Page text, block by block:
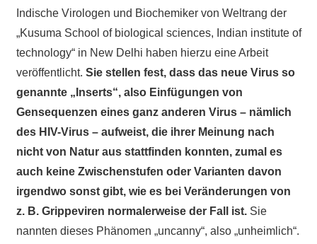
Indische Virologen und Biochemiker von Weltrang der
„Kusuma School of biological sciences, Indian institute of
technology“ in New Delhi haben hierzu eine Arbeit
veröffentlicht. Sie stellen fest, dass das neue Virus so
genannte „Inserts“, also Einfügungen von
Gensequenzen eines ganz anderen Virus – nämlich
des HIV-Virus – aufweist, die ihrer Meinung nach
nicht von Natur aus stattfinden konnten, zumal es
auch keine Zwischenstufen oder Varianten davon
irgendwo sonst gibt, wie es bei Veränderungen von
z. B. Grippeviren normalerweise der Fall ist.Sie
nannten dieses Phänomen „uncanny“, also „unheimlich“.